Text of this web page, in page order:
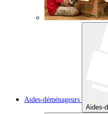
Aides-déménageurs
Aides-